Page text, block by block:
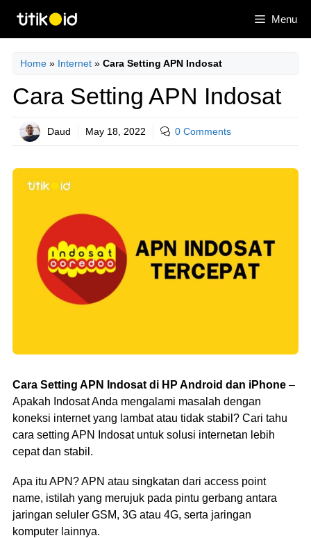
content
Menu
Home » Internet » Cara Setting APN Indosat
Cara Setting APN Indosat
Daud May 18, 2022 0 Comments
Cara Setting APN Indosat di HP Android dan iPhone –
Apakah Indosat Anda mengalami masalah dengan
koneksi internet yang lambat atau tidak stabil? Cari tahu
cara setting APN Indosat untuk solusi internetan lebih
cepat dan stabil.
Apa itu APN? APN atau singkatan dari access point
name, istilah yang merujuk pada pintu gerbang antara
jaringan seluler GSM, 3G atau 4G, serta jaringan
komputer lainnya.